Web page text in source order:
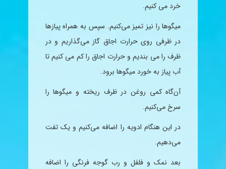
خرد می کنیم.
میگوها را نیز تمیز می‌کنیم. سپس به همراه پیازها
در ظرفی روی حرارت اجاق گاز می‌گذاریم و در
ظرف را می بندیم و حرارت اجاق را کم می کنیم تا
آب پیاز به خورد میگوها برود.
آن‌گاه کمی روغن در ظرف ریخته و میگوها را
سرخ می‌کنیم.
در این هنگام ادویه را اضافه می‌کنیم و یک تفت
می‌دهیم.
بعد نمک و فلفل و ربگوجه فرنگی را اضافه